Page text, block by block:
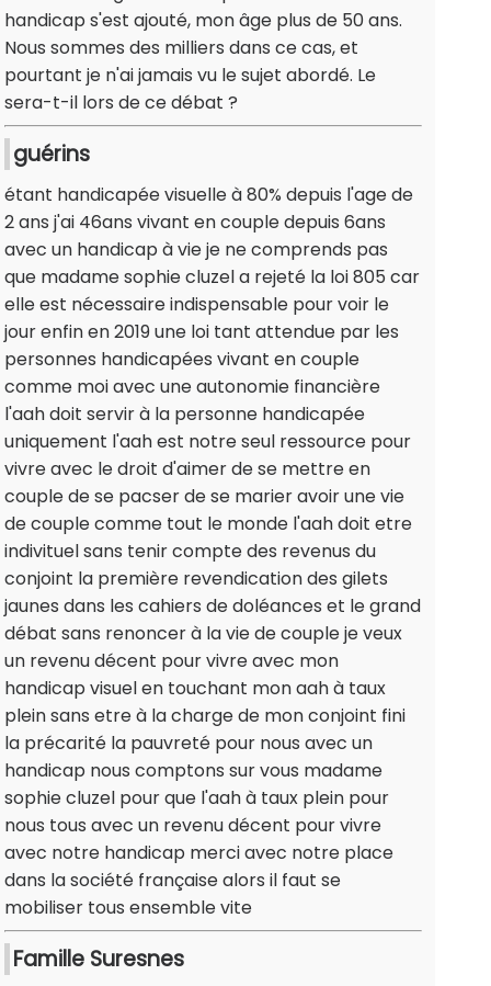
handicap s'est ajouté, mon âge plus de 50 ans.
Nous sommes des milliers dans ce cas, et
pourtant je n'ai jamais vu le sujet abordé. Le
sera-t-il lors de ce débat ?
guérins
étant handicapée visuelle à 80% depuis l'age de
2 ans j'ai 46ans vivant en couple depuis 6ans
avec un handicap à vie je ne comprends pas
que madame sophie cluzel a rejeté la loi 805 car
elle est nécessaire indispensable pour voir le
jour enfin en 2019 une loi tant attendue par les
personnes handicapées vivant en couple
comme moi avec une autonomie financière
l'aah doit servir à la personne handicapée
uniquement l'aah est notre seul ressource pour
vivre avec le droit d'aimer de se mettre en
couple de se pacser de se marier avoir une vie
de couple comme tout le monde l'aah doit etre
indivituel sans tenir compte des revenus du
conjoint la première revendication des gilets
jaunes dans les cahiers de doléances et le grand
débat sans renoncer à la vie de couple je veux
un revenu décent pour vivre avec mon
handicap visuel en touchant mon aah à taux
plein sans etre à la charge de mon conjoint fini
la précarité la pauvreté pour nous avec un
handicap nous comptons sur vous madame
sophie cluzel pour que l'aah à taux plein pour
nous tous avec un revenu décent pour vivre
avec notre handicap merci avec notre place
dans la société française alors il faut se
mobiliser tous ensemble vite
Famille Suresnes